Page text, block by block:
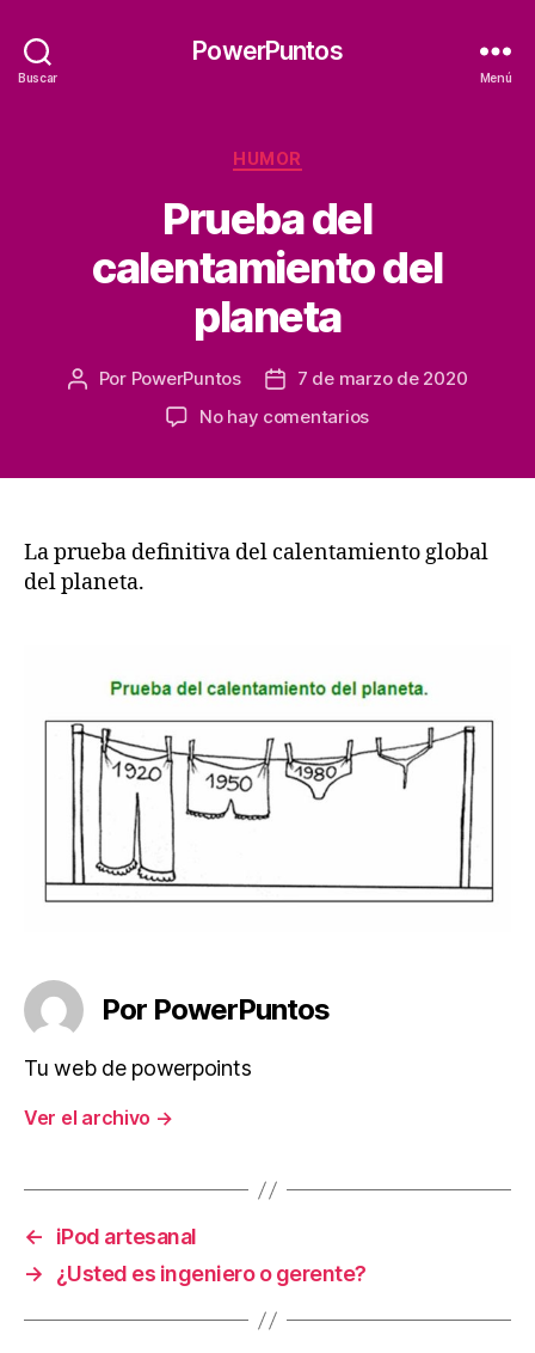
Buscar
PowerPuntos
Menú
Categorías
HUMOR
Prueba del
calentamiento del
planeta
Autor
Por PowerPuntos
Fecha7 de marzo de 2020
No hay comentariosen
planeta
La prueba definitiva del calentamiento global
del planeta.
Por PowerPuntos
Tu web de powerpoints
Ver el archivo →
←
iPod artesanal
→
¿Usted es ingeniero o gerente?